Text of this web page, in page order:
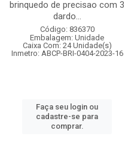
brinquedo de precisao com 3
dardo...
Código: 836370
Embalagem: Unidade
Caixa Com: 24 Unidade(s)
Inmetro: ABCP-BRI-0404-2023-16
Faça seu login ou
cadastre-se para
comprar.